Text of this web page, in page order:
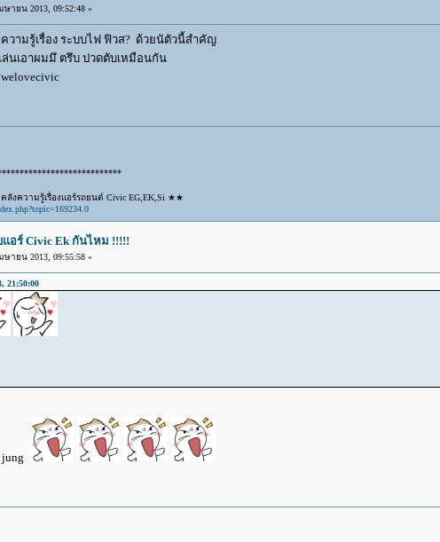
ษายน 2013, 09:52:48 »
วามรู้เรื่อง ระบบไฟ ฟิวส? ด้วยนัตัวนี้สำคัญ
นเอาผมมึ ตรึบ ปวดตับเหมือนกัน
ลังความรู้เรื่องแอร์รถยนต์ Civic EG,EK,Si ★★
แอร์ Civic Ek กันไหม !!!!!
ษายน 2013, 09:55:58 »
21:50:00